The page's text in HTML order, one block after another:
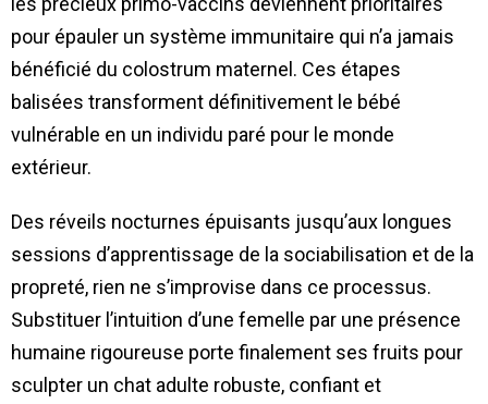
pour épauler un système immunitaire qui n’a jamais
bénéficié du colostrum maternel. Ces étapes
balisées transforment définitivement le bébé
vulnérable en un individu paré pour le monde
extérieur.
Des réveils nocturnes épuisants jusqu’aux longues
sessions d’apprentissage de la sociabilisation et de la
propreté, rien ne s’improvise dans ce processus.
Substituer l’intuition d’une femelle par une présence
humaine rigoureuse porte finalement ses fruits pour
sculpter un chat adulte robuste, confiant et